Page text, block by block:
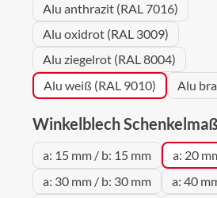
Alu anthrazit (RAL 7016)
Alu oxidrot (RAL 3009)
Alu ziegelrot (RAL 8004)
Alu weiß (RAL 9010)
Alu
Winkelblech
a: 15 mm / b: 15 mm
a: 20
a: 30 mm / b: 30 mm
a: 40